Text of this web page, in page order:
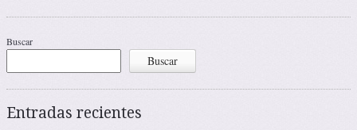
Buscar
Buscar
Entradas recientes